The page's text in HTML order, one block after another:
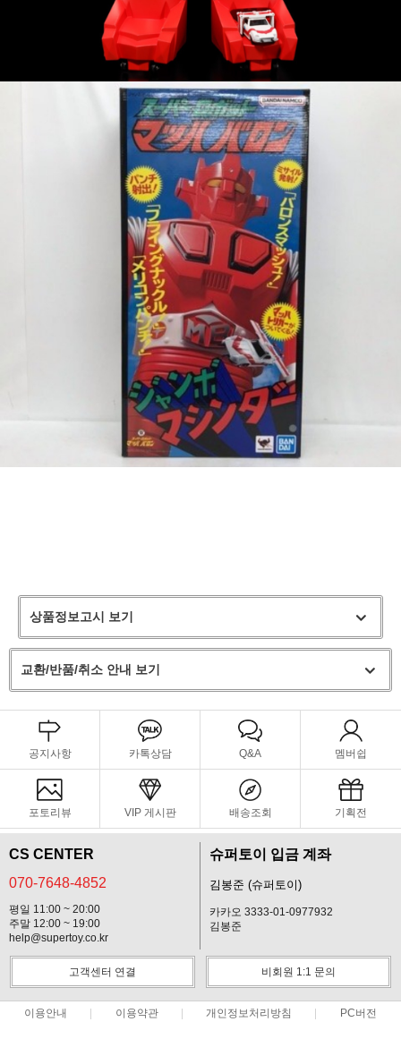
상품정보고시 보기
교환/반품/취소 안내 보기
공지사항 카톡상담 Q&A 멤버쉽
포토리뷰 VIP 게시판 배송조회 기획전
CS CENTER
070-7648-4852
평일 11:00 ~ 20:00
주말 12:00 ~ 19:00
help@supertoy.co.kr
슈퍼토이 입금 계좌
김봉준 (슈퍼토이)
카카오 3333-01-0977932
김봉준
고객센터 연결 비회원 1:1 문의
이용안내 이용약관 개인정보처리방침 PC버전